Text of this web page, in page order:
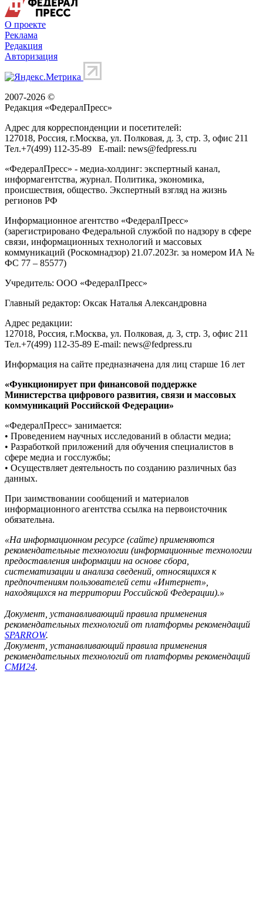
О проекте
Реклама
Редакция
Авторизация
2007-2026 ©
Редакция «ФедералПресс»
Адрес для корреспонденции и посетителей:
127018, Россия, г.Москва, ул. Полковая, д. 3, стр. 3, офис 211
Тел.+7(499) 112-35-89 E-mail: news@fedpress.ru
«ФедералПресс» - медиа-холдинг: экспертный канал,
информагентства, журнал. Политика, экономика,
происшествия, общество. Экспертный взгляд на жизнь
регионов РФ
Информационное агентство «ФедералПресс»
(зарегистрировано Федеральной службой по надзору в сфере
связи, информационных технологий и массовых
коммуникаций (Роскомнадзор) 21.07.2023г. за номером ИА №
ФС 77 – 85577)
Учредитель: ООО «ФедералПресс»
Главный редактор: Оксак Наталья Александровна
Адрес редакции:
127018, Россия, г.Москва, ул. Полковая, д. 3, стр. 3, офис 211
Тел.+7(499) 112-35-89 E-mail: news@fedpress.ru
Информация на сайте предназначена для лиц старше 16 лет
«Функционирует при финансовой поддержке
Министерства цифрового развития, связи и массовых
коммуникаций Российской Федерации»
«ФедералПресс» занимается:
• Проведением научных исследований в области медиа;
• Разработкой приложений для обучения специалистов в
сфере медиа и госслужбы;
• Осуществляет деятельность по созданию различных баз
данных.
При заимствовании сообщений и материалов
информационного агентства ссылка на первоисточник
обязательна.
«На информационном ресурсе (сайте) применяются
рекомендательные технологии (информационные технологии
предоставления информации на основе сбора,
систематизации и анализа сведений, относящихся к
предпочтениям пользователей сети «Интернет»,
находящихся на территории Российской Федерации).»
Документ, устанавливающий правила применения
рекомендательных технологий от платформы рекомендаций
SPARROW.
Документ, устанавливающий правила применения
рекомендательных технологий от платформы рекомендаций
СМИ24.